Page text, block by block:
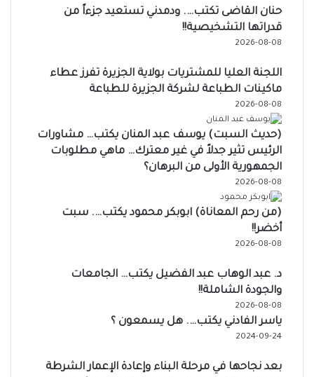
حنان القاضى تكتب…. ودمدني تستعيد جزءاً من
قدراتها التشخيصية!!
2026-08-08
اللجنة العليا للمشتريات بولاية الجزيرة تفرز عطاء
ماكينات الطباعة لشركة الجزيرة للطباعة
2026-08-08
(حديث السبت) يوسف عبد المنان يكتب… مشاورات
الرئيس تثير جدلاً في غير معترك… ماهي مطلوبات
الجمهورية الأولى من البرهان؟
2026-08-08
(من رحم المعاناة) ابوبكر محمود يكتب…. سبت
أخضر!!
2026-08-08
د. عبد الوهاب عبد الفضيل يكتب… الجامعات
والجودة الشاملة!!
2026-08-08
ياسر الفادني يكتب…. هل يسمعون ؟
2024-09-24
بعد نجاحها في مرحلة البناء وإعادة الإعمار الشرطة